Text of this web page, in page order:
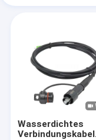
Wasserdichtes
Verbindungskabel